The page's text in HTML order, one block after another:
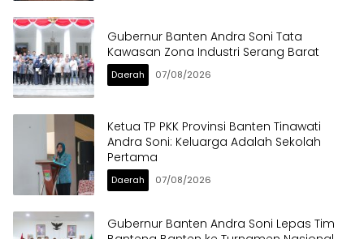
Gubernur Banten Andra Soni Tata
Kawasan Zona Industri Serang Barat
Daerah 07/08/2026
Ketua TP PKK Provinsi Banten Tinawati
Andra Soni: Keluarga Adalah Sekolah
Pertama
Daerah 07/08/2026
Gubernur Banten Andra Soni Lepas Tim